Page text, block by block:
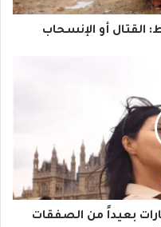
القتال أو الإنسحاب
بعيداً من الصفقات